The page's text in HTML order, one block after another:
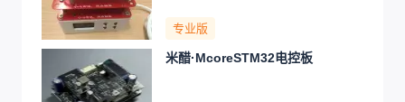
专业版
米醋·McoreSTM32电控板